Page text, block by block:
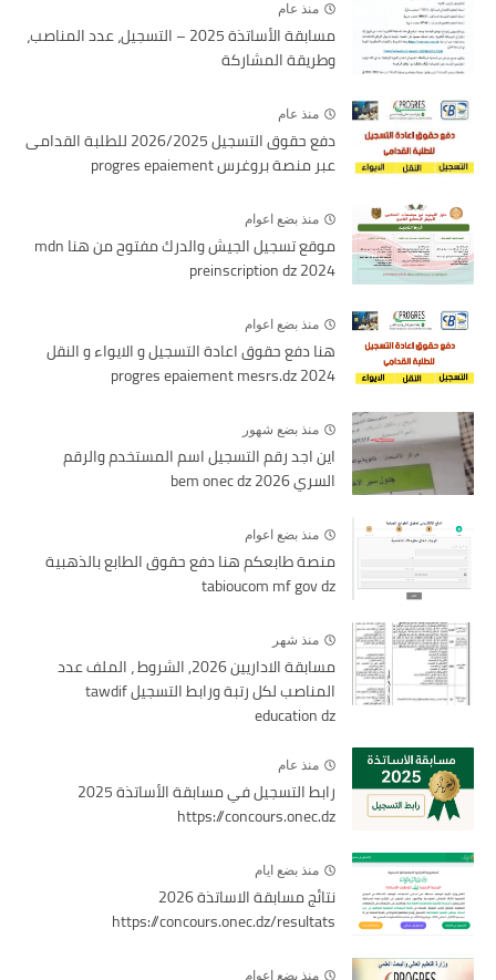
منذ عام
مسابقة الأساتذة 2025 – التسجيل، عدد المناصب،
وطريقة المشاركة
منذ عام
دفع حقوق التسجيل 2026/2025 للطلبة القدامى
عبر منصة بروغرس progres epaiement
منذ بضع اعوام
موقع تسجيل الجيش والدرك مفتوح من هنا mdn
preinscription dz 2024
منذ بضع اعوام
هنا دفع حقوق اعادة التسجيل و الايواء و النقل
2024 progres epaiement mesrs.dz
منذ بضع شهور
اين اجد رقم التسجيل اسم المستخدم والرقم
السري bem onec dz 2026
منذ بضع اعوام
منصة طابعكم هنا دفع حقوق الطابع بالذهبية
tabioucom mf gov dz
منذ شهر
مسابقة الاداريين 2026, الشروط ، الملف عدد
المناصب لكل رتبة ورابط التسجيل tawdif
education dz
منذ عام
رابط التسجيل في مسابقة الأساتذة 2025
https://concours.onec.dz
منذ بضع ايام
نتائج مسابقة الاساتذة 2026
https://concours.onec.dz/resultats
منذ بضع اعوام